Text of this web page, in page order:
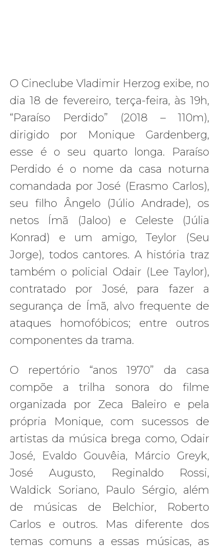
O Cineclube Vladimir Herzog exibe, no
dia 18 de fevereiro, terça-feira, às 19h,
“Paraíso Perdido” (2018 – 110m),
dirigido por Monique Gardenberg,
esse é o seu quarto longa. Paraíso
Perdido é o nome da casa noturna
comandada por José (Erasmo Carlos),
seu filho Ângelo (Júlio Andrade), os
netos Ímã (Jaloo) e Celeste (Júlia
Konrad) e um amigo, Teylor (Seu
Jorge), todos cantores. A história traz
também o policial Odair (Lee Taylor),
contratado por José, para fazer a
segurança de Ímã, alvo frequente de
ataques homofóbicos; entre outros
componentes da trama.
O repertório “anos 1970” da casa
compõe a trilha sonora do filme
organizada por Zeca Baleiro e pela
própria Monique, com sucessos de
artistas da música brega como, Odair
José, Evaldo Gouvêia, Márcio Greyk,
José Augusto, Reginaldo Rossi,
Waldick Soriano, Paulo Sérgio, além
de músicas de Belchior, Roberto
Carlos e outros. Mas diferente dos
temas comuns a essas músicas, as